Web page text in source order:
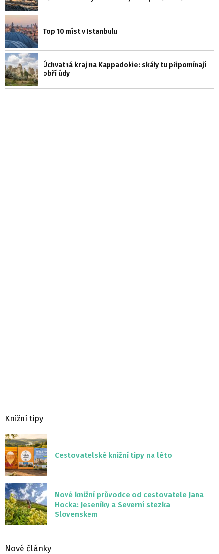
Top 10 míst v Istanbulu
Úchvatná krajina Kappadokie: skály tu připomínají
obří údy
Knižní tipy
Cestovatelské knižní tipy na léto
Nové knižní průvodce od cestovatele Jana
Hocka: Jeseníky a Severní stezka
Slovenskem
Nové články